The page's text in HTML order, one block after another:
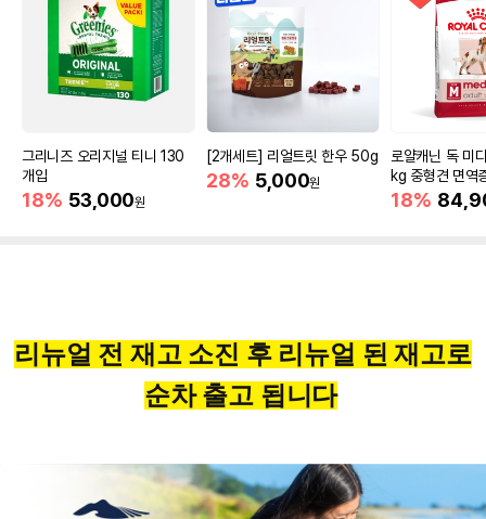
그리니즈 오리지널 티니 130
개입
18% 53,000원
[2개세트] 리얼트릿 한우 50g
28% 5,000원
로얄캐닌 독 미
kg 중형견 면역
18%
리뉴얼 전 재고 소진 후 리뉴얼 된 재고로
순차 출고 됩니다